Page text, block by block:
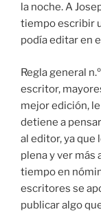
la noche. A
tiempo escribir
podía editar en
Regla general
escritor,
mejor edición,
detiene a
al editor, ya que
plena y ver más
tiempo en
escritores se
publicar algo